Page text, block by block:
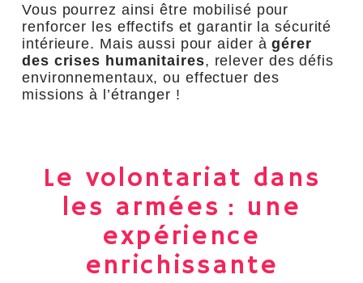
Vous pourrez ainsi être mobilisé pour
renforcer les effectifs et garantir la sécurité
intérieure. Mais aussi pour aider àgérer
des crises humanitaires, relever des défis
environnementaux, ou effectuer des
missions à l’étranger !
Le volontariat dans
les armées : une
expérience
enrichissante